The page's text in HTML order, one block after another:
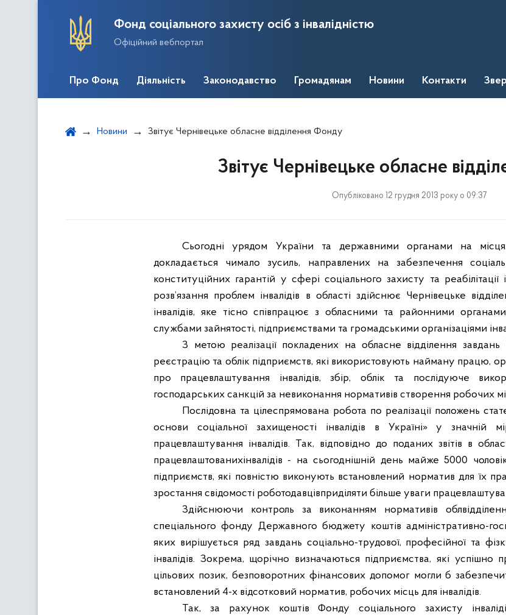
Фонд соціального захисту осіб з інвалідністю
Офіційний вебпортал
Про Фонд Діяльність Законодавство Громадянам Новини Контакти
Новини Звітує Чернівецьке обласне відділення Фонду
Звітує Чернівецьке обласне
Опубліковано 12 грудня 2013 року о 09:37
Сьогодні урядом України та державними органами на
докладається чимало зусиль, направлених на забезпечення
конституційних гарантій у сфері соціального захисту та
розв’язання проблем інвалідів в області здійснює Чернівецьке
інвалідів, яке тісно співпрацює з обласними та районними
службами зайнятості, підприємствами та громадськими організаціями
З метою реалізації покладених на обласне відділення
реєстрацію та облік підприємств, які використовують найману працю,
про працевлаштування інвалідів, збір, облік та послідуюче
господарських санкцій за невиконання нормативів створення робочих
Послідовна та цілеспрямована робота по реалізації положень
основи соціальної захищеності інвалідів в Україні» у значній
працевлаштування інвалідів. Так, відповідно до поданих звітів в
працевлаштованихінвалідів - на сьогоднішній день майже 5000
підприємств, які повністю виконують встановлений норматив для їх
зростання свідомості роботодавцівприділяти більше уваги
Здійснюючи контроль за виконанням нормативів
спеціального фонду Державного бюджету коштів адміністративно-
яких вирішується ряд завдань соціально-трудової, професійної та
інвалідів. Зокрема, щорічно визначаються підприємства, які
цільових позик, безповоротних фінансових допомог могли б
встановлений 4-х відсотковий норматив, робочих місць для інвалідів.
Так, за рахунок коштів Фонду соціального захисту